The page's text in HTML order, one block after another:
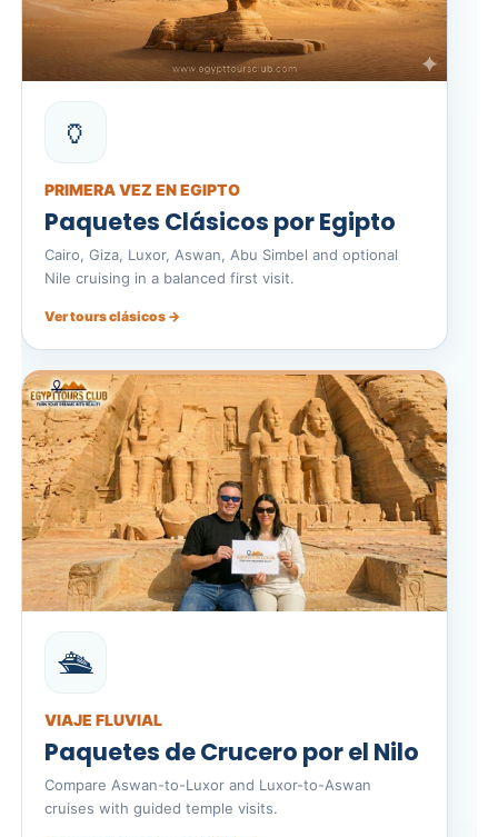
🏺
PRIMERA VEZ EN EGIPTO
Paquetes Clásicos por Egipto
Cairo, Giza, Luxor, Aswan, Abu Simbel and optional
Nile cruising in a balanced first visit.
Ver tours clásicos →
🛳️
VIAJE FLUVIAL
Paquetes de Crucero por el Nilo
Compare Aswan-to-Luxor and Luxor-to-Aswan
cruises with guided temple visits.